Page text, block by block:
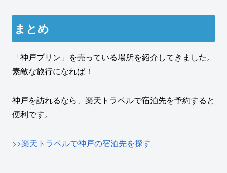
まとめ
「神戸プリン」を売っている場所を紹介してきました。
素敵な旅行になれば！
神戸を訪れるなら、楽天トラベルで宿泊先を予約すると
便利です。
>>楽天トラベルで神戸の宿泊先を探す